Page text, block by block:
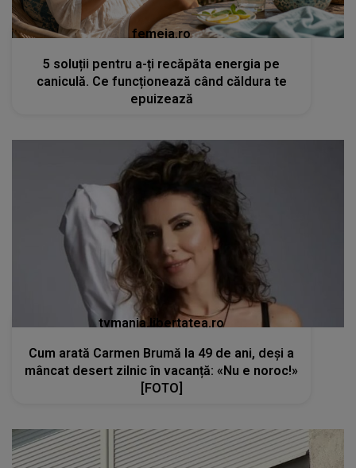
femeia.ro
5 soluții pentru a-ți recăpăta energia pe
caniculă. Ce funcționează când căldura te
epuizează
tvmania.libertatea.ro
Cum arată Carmen Brumă la 49 de ani, deși a
mâncat desert zilnic în vacanță: «Nu e noroc!»
[FOTO]